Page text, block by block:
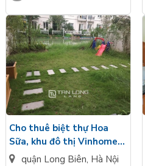
Cho thuê biệt thự Hoa
Sữa, khu đô thị Vinhome
Riverside, diện tích 280m2
quận Long Biên, Hà Nội